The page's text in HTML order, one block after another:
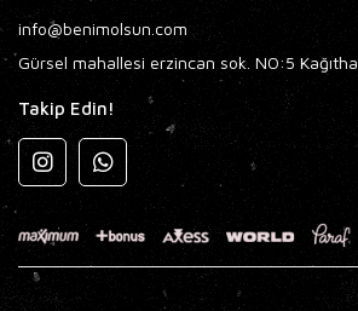
info@benimolsun.com
Gürsel mahallesi erzincan sok. NO:5
Takip Edin!